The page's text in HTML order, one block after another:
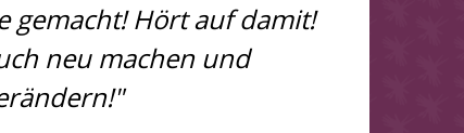
gemacht! Hört auf damit!
neu machen und